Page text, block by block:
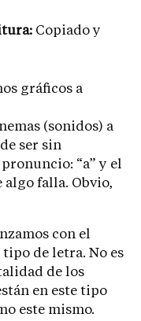
Copiado y
gráficos a
(sonidos) a
ser sin
“a” y el
algo falla. Obvio,
con el
tipo de letra. No es
de los
en este tipo
este mismo.